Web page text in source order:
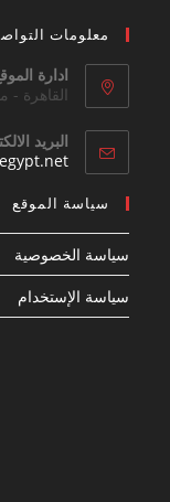
معلومات
ادارة
القاهرة -
البريد
سياسة الموقع
سياسة الخصوصية
سياسة الإستخدام